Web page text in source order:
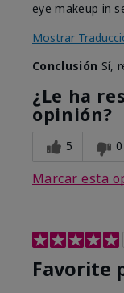
eye makeup in
Mostrar
Conclusión Sí,
¿Le ha
opinión?
5 0
Marcar esta
Favorite